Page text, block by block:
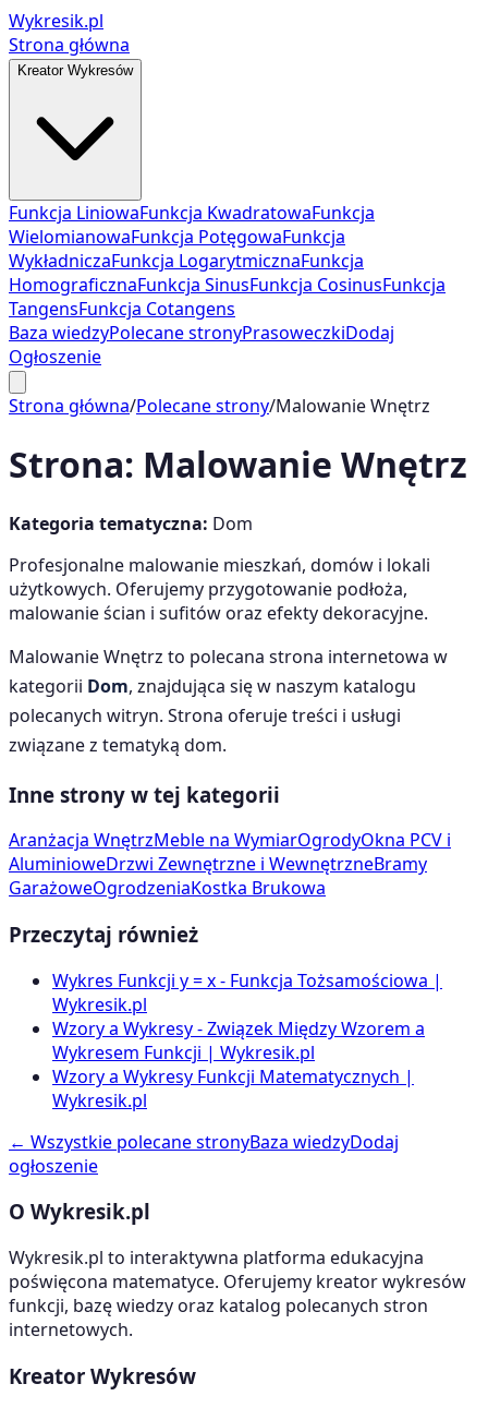
Wykresik.pl
Strona główna
Kreator Wykresów
Funkcja LiniowaFunkcja KwadratowaFunkcja
WielomianowaFunkcja PotęgowaFunkcja
WykładniczaFunkcja LogarytmicznaFunkcja
HomograficznaFunkcja SinusFunkcja CosinusFunkcja
TangensFunkcja Cotangens
Baza wiedzyPolecane stronyPrasoweczkiDodaj
Ogłoszenie
Strona główna/Polecane strony/Malowanie Wnętrz
Strona: Malowanie Wnętrz
Kategoria tematyczna: Dom
Profesjonalne malowanie mieszkań, domów i lokali
użytkowych. Oferujemy przygotowanie podłoża,
malowanie ścian i sufitów oraz efekty dekoracyjne.
Malowanie Wnętrz to polecana strona internetowa w
kategorii Dom, znajdująca się w naszym katalogu
polecanych witryn. Strona oferuje treści i usługi
związane z tematyką dom.
Inne strony w tej kategorii
Aranżacja WnętrzMeble na WymiarOgrodyOkna PCV i
AluminioweDrzwi Zewnętrzne i WewnętrzneBramy
GarażoweOgrodzeniaKostka Brukowa
Przeczytaj również
Wykres Funkcji y = x - Funkcja Tożsamościowa |
Wykresik.pl
Wzory a Wykresy - Związek Między Wzorem a
Wykresem Funkcji | Wykresik.pl
Wzory a Wykresy Funkcji Matematycznych |
Wykresik.pl
← Wszystkie polecane stronyBaza wiedzyDodaj
ogłoszenie
O Wykresik.pl
Wykresik.pl to interaktywna platforma edukacyjna
poświęcona matematyce. Oferujemy kreator wykresów
funkcji, bazę wiedzy oraz katalog polecanych stron
internetowych.
Kreator Wykresów